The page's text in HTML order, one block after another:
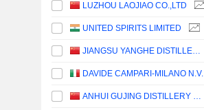
LUZHOU LAOJIAO CO.,LTD
UNITED SPIRITS LIMITED
JIANGSU YANGHE DISTILLERY CO., LTD.
DAVIDE CAMPARI-MILANO N.V.
ANHUI GUJING DISTILLERY CO., LTD.